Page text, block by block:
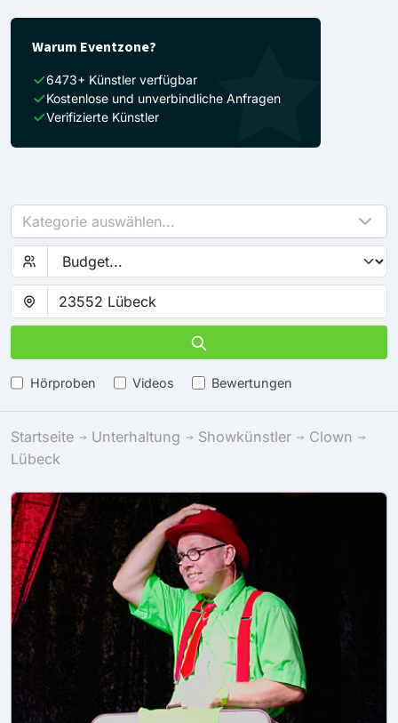
Warum Eventzone?
6473+ Künstler verfügbar
Kostenlose und unverbindliche Anfragen
Verifizierte Künstler
Kategorie auswählen...
Hörproben Videos Bewertungen
Startseite Unterhaltung Showkünstler
Clown
Lübeck